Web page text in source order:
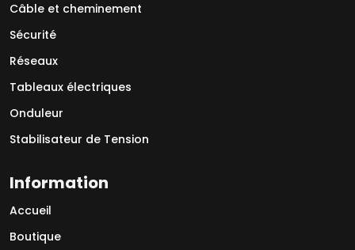
Câble et cheminement
Sécurité
Réseaux
Tableaux électriques
Onduleur
Stabilisateur de Tension
Information
Accueil
Boutique